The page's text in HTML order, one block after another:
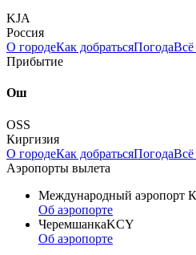
KJA
Россия
О городеКак добратьсяПогодаВсё
Прибытие
Ош
OSS
Киргизия
О городеКак добратьсяПогодаВсё
Аэропорты вылета
Международный аэропорт
Об аэропорте
ЧеремшанкаKCY
Об аэропорте